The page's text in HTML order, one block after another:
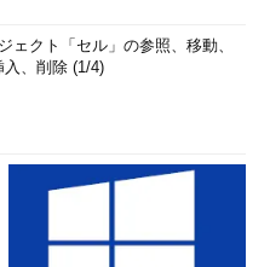
プンポート検出の精度が犠牲
3（デフォルト）」か「-T
さまざまな方法で指定するこ
ェクト「セル」の参照、移動、
入、削除 (1/4)